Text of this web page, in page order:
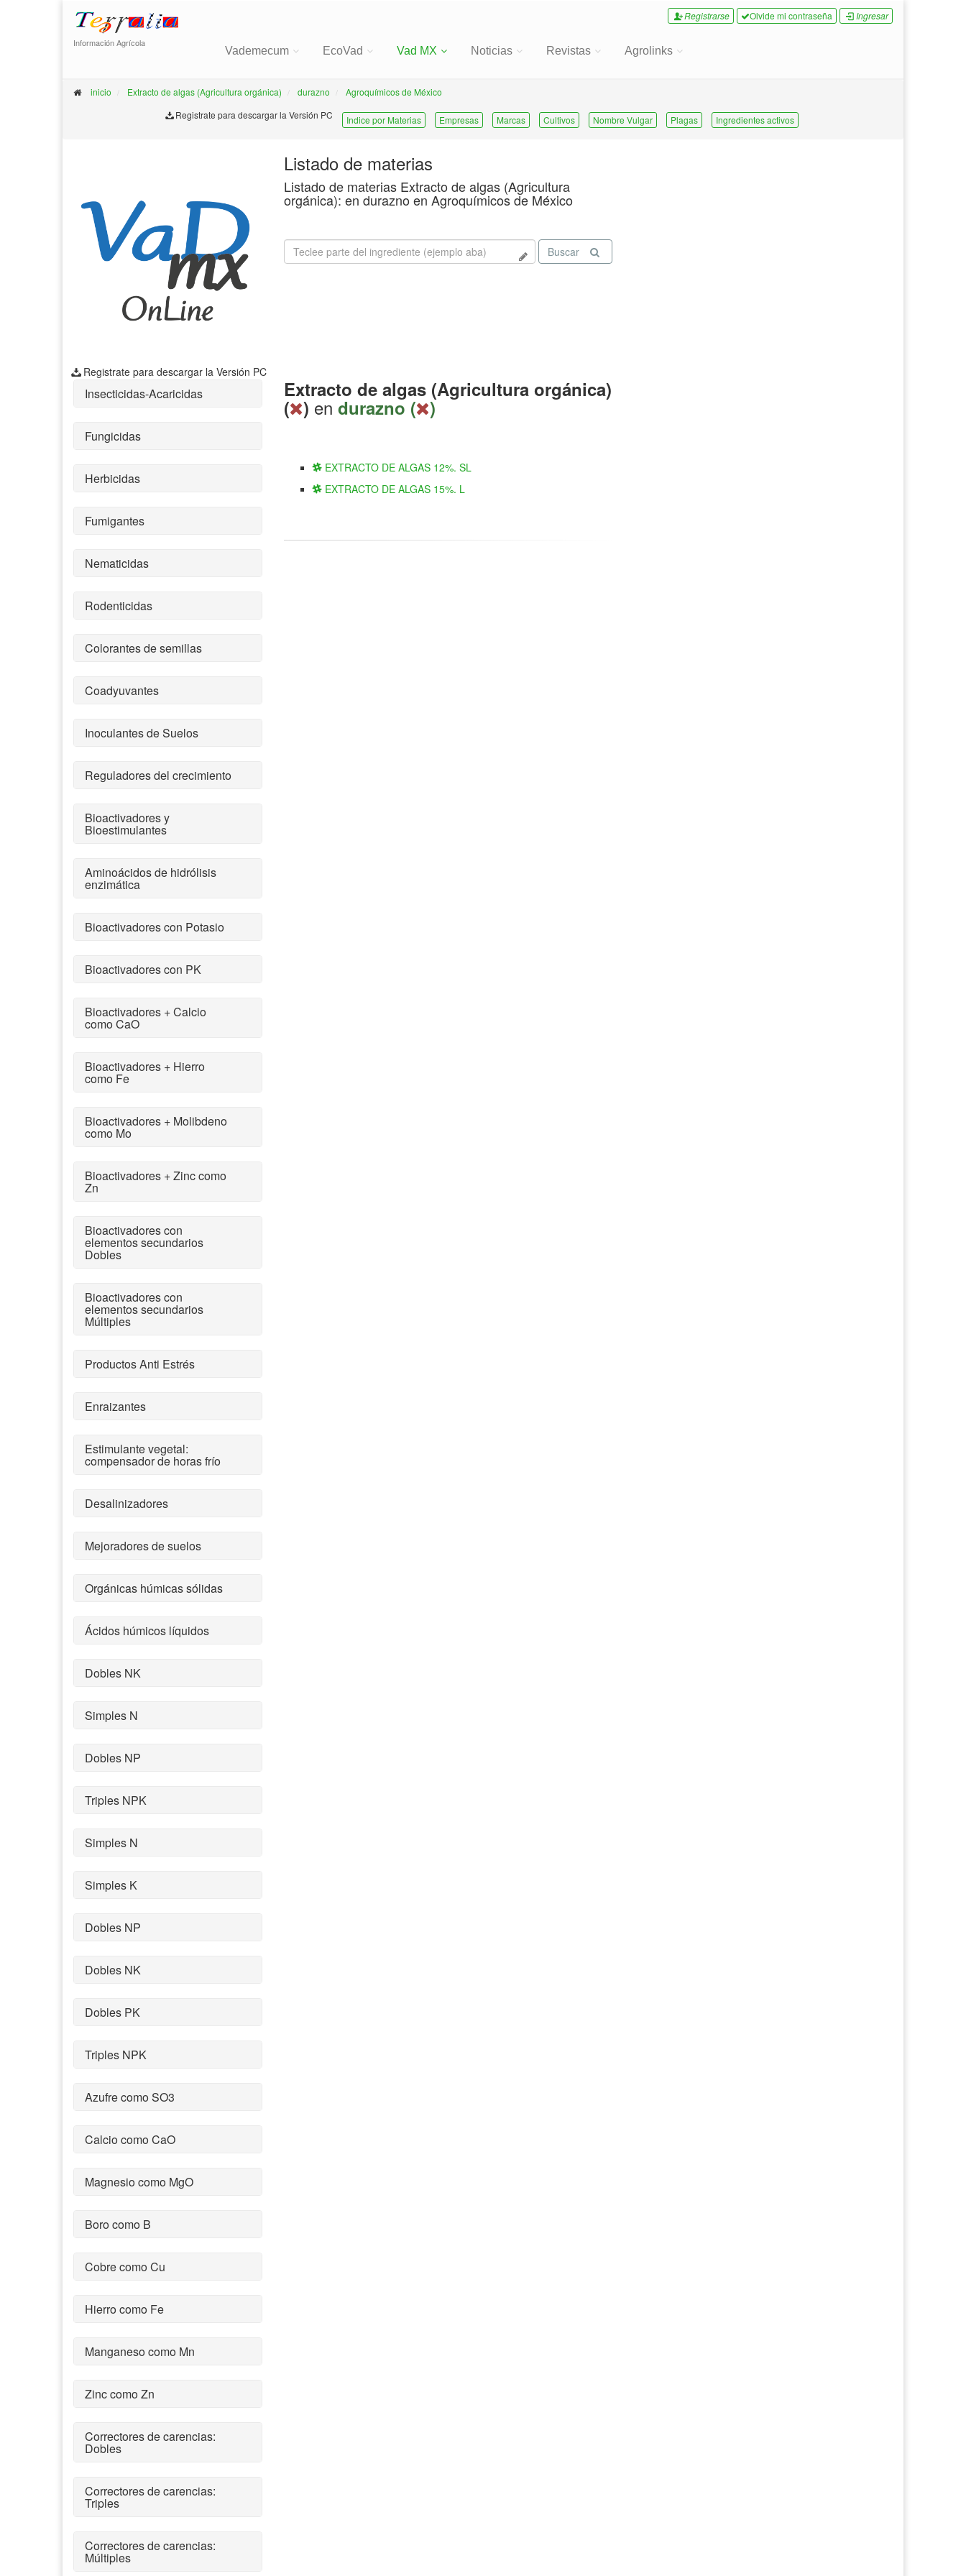
Información Agrícola
Registrarse Olvide mi contraseña Ingresar
Vademecum EcoVad Vad MX Noticias Revistas Agrolinks
inicio Extracto de algas (Agricultura orgánica) durazno
Agroquímicos de México
Registrate para descargar la Versión PC
Indice por Materias Empresas Marcas Cultivos Nombre Vulgar Plagas Ingredientes activos
Registrate para descargar la Versión PC
Listado de materias
Listado de materias Extracto de algas (Agricultura
orgánica): en durazno en Agroquímicos de México
Buscar
Insecticidas-Acaricidas
Fungicidas
Herbicidas
Fumigantes
Nematicidas
Rodenticidas
Colorantes de semillas
Coadyuvantes
Inoculantes de Suelos
Reguladores del crecimiento
Bioactivadores y
Bioestimulantes
Aminoácidos de hidrólisis
enzimática
Bioactivadores con Potasio
Bioactivadores con PK
Bioactivadores + Calcio
como CaO
Bioactivadores + Hierro
como Fe
Bioactivadores + Molibdeno
como Mo
Bioactivadores + Zinc como
Zn
Bioactivadores con
elementos secundarios
Dobles
Bioactivadores con
elementos secundarios
Múltiples
Productos Anti Estrés
Enraizantes
Estimulante vegetal:
compensador de horas frío
Desalinizadores
Mejoradores de suelos
Orgánicas húmicas sólidas
Ácidos húmicos líquidos
Dobles NK
Simples N
Dobles NP
Triples NPK
Simples N
Simples K
Dobles NP
Dobles NK
Dobles PK
Triples NPK
Azufre como SO3
Calcio como CaO
Magnesio como MgO
Boro como B
Cobre como Cu
Hierro como Fe
Manganeso como Mn
Zinc como Zn
Correctores de carencias:
Dobles
Correctores de carencias:
Triples
Correctores de carencias:
Múltiples
Extracto de algas (Agricultura orgánica)
( ) en durazno ( )
EXTRACTO DE ALGAS 12%. SL
EXTRACTO DE ALGAS 15%. L